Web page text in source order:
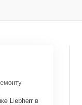
Liebherr в